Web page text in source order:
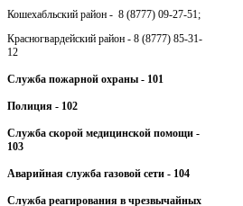
Кошехабльский район - 8 (8777) 09-27-51;
Красногвардейский район - 8 (8777) 85-31-
12
Служба пожарной охраны - 101
Полиция - 102
Служба скорой медицинской помощи -
103
Аварийная служба газовой сети - 104
Служба реагирования в чрезвычайных